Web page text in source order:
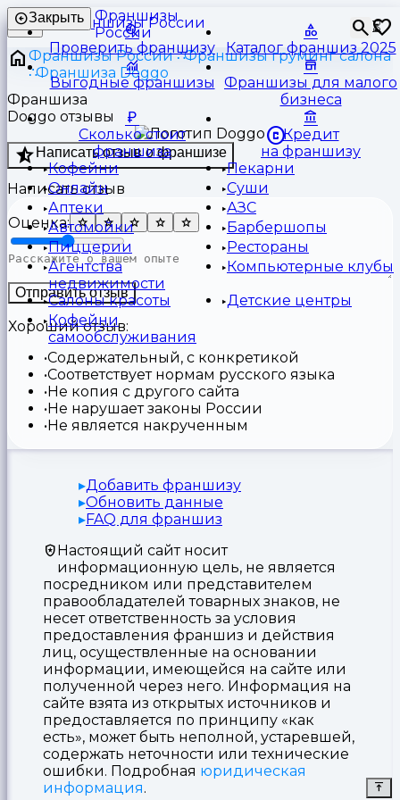
Франшизы
России
⏳
Закрыть
Проверить франшизу Каталог франшиз 2025
Выгодные франшизы
Франшизы для малого
бизнеса
Сколько стоит
франшиза
Кредит
на франшизу
Кофейни
Пекарни
Онлайн
Суши
Аптеки
АЗС
Автомойки
Барбершопы
Пиццерии
Рестораны
Агентства
недвижимости
Компьютерные клубы
Салоны красоты
Детские центры
Кофейни
самообслуживания
Франшизы России
Франшизы груминг салона
Франшиза Doggo
Франшиза
Doggo отзывы
Написать отзыв о франшизе
Написать отзыв
Оценка:
Отправить отзыв
Хороший отзыв:
Содержательный, с конкретикой
Соответствует нормам русского языка
Не копия с другого сайта
Не нарушает законы России
Не является накрученным
Добавить франшизу
Обновить данные
FAQ для франшиз
Настоящий сайт носит
информационную цель, не является
посредником или представителем
правообладателей товарных знаков, не
несет ответственность за условия
предоставления франшиз и действия
лиц, осуществленные на основании
информации, имеющейся на сайте или
полученной через него. Информация на
сайте взята из открытых источников и
предоставляется по принципу «как
есть», может быть неполной, устаревшей,
содержать неточности или технические
ошибки. Подробная юридическая
информация.